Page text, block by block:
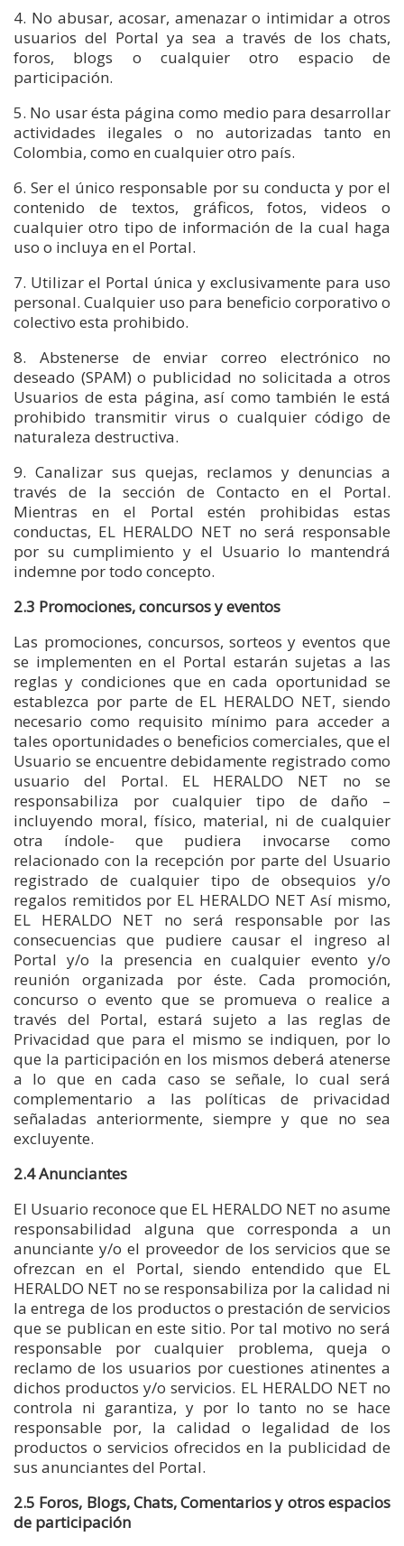
4. No abusar, acosar, amenazar o intimidar a otros
usuarios del Portal ya sea a través de los chats,
foros, blogs o cualquier otro espacio de
participación.
5. No usar ésta página como medio para desarrollar
actividades ilegales o no autorizadas tanto en
Colombia, como en cualquier otro país.
6. Ser el único responsable por su conducta y por el
contenido de textos, gráficos, fotos, videos o
cualquier otro tipo de información de la cual haga
uso o incluya en el Portal.
7. Utilizar el Portal única y exclusivamente para uso
personal. Cualquier uso para beneficio corporativo o
colectivo esta prohibido.
8. Abstenerse de enviar correo electrónico no
deseado (SPAM) o publicidad no solicitada a otros
Usuarios de esta página, así como también le está
prohibido transmitir virus o cualquier código de
naturaleza destructiva.
9. Canalizar sus quejas, reclamos y denuncias a
través de la sección de Contacto en el Portal.
Mientras en el Portal estén prohibidas estas
conductas, EL HERALDO NET no será responsable
por su cumplimiento y el Usuario lo mantendrá
indemne por todo concepto.
2.3 Promociones, concursos y eventos
Las promociones, concursos, sorteos y eventos que
se implementen en el Portal estarán sujetas a las
reglas y condiciones que en cada oportunidad se
establezca por parte de EL HERALDO NET, siendo
necesario como requisito mínimo para acceder a
tales oportunidades o beneficios comerciales, que el
Usuario se encuentre debidamente registrado como
usuario del Portal. EL HERALDO NET no se
responsabiliza por cualquier tipo de daño –
incluyendo moral, físico, material, ni de cualquier
otra índole- que pudiera invocarse como
relacionado con la recepción por parte del Usuario
registrado de cualquier tipo de obsequios y/o
regalos remitidos por EL HERALDO NET Así mismo,
EL HERALDO NET no será responsable por las
consecuencias que pudiere causar el ingreso al
Portal y/o la presencia en cualquier evento y/o
reunión organizada por éste. Cada promoción,
concurso o evento que se promueva o realice a
través del Portal, estará sujeto a las reglas de
Privacidad que para el mismo se indiquen, por lo
que la participación en los mismos deberá atenerse
a lo que en cada caso se señale, lo cual será
complementario a las políticas de privacidad
señaladas anteriormente, siempre y que no sea
excluyente.
2.4 Anunciantes
El Usuario reconoce que EL HERALDO NET no asume
responsabilidad alguna que corresponda a un
anunciante y/o el proveedor de los servicios que se
ofrezcan en el Portal, siendo entendido que EL
HERALDO NET no se responsabiliza por la calidad ni
la entrega de los productos o prestación de servicios
que se publican en este sitio. Por tal motivo no será
responsable por cualquier problema, queja o
reclamo de los usuarios por cuestiones atinentes a
dichos productos y/o servicios. EL HERALDO NET no
controla ni garantiza, y por lo tanto no se hace
responsable por, la calidad o legalidad de los
productos o servicios ofrecidos en la publicidad de
sus anunciantes del Portal.
2.5 Foros, Blogs, Chats, Comentarios y otros espacios
de participación